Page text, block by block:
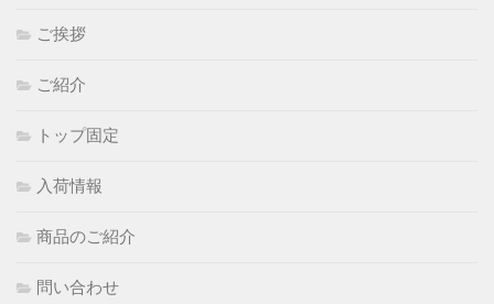
ご挨拶
ご紹介
トップ固定
入荷情報
商品のご紹介
問い合わせ